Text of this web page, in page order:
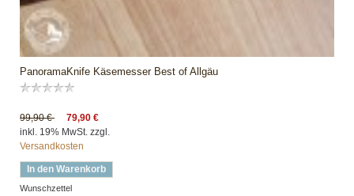
PanoramaKnife Käsemesser Best of Allgäu
99,90 €
79,90 €
inkl. 19% MwSt. zzgl.
Versandkosten
In den Warenkorb
Wunschzettel